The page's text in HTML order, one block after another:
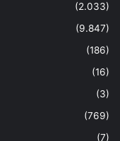
(2.033)
(9.847)
(186)
(16)
(3)
(769)
(7)